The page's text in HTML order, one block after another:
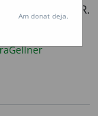
PLAUR.
Am donat deja.